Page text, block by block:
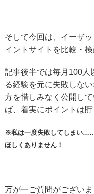
そして今回は、イーザ
イントサイトを比較・検
記事後半では毎月100人
る経験を元に失敗しな
方を惜しみなく公開し
ば、着実にポイントは貯
※私は一度失敗してしまい……
ほしくありません！
万が一ご質問がござい